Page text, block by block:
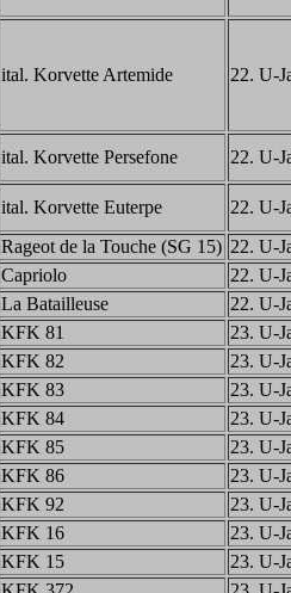
ital. Korvette Artemide 22. U-
ital. Korvette Persefone 22. U-
ital. Korvette Euterpe
22. U-
Rageot de la Touche (SG 15) 22. U-
Capriolo
22. U-
La Batailleuse
22. U-
KFK 81
23. U-
KFK 82
23. U-
KFK 83
23. U-
KFK 84
23. U-
KFK 85
23. U-
KFK 86
23. U-
KFK 92
23. U-
KFK 16
23. U-
KFK 15
23. U-